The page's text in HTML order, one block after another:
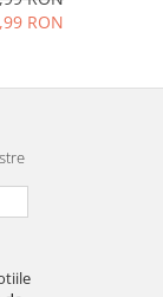
la
ci si
9H la
aspect
RON